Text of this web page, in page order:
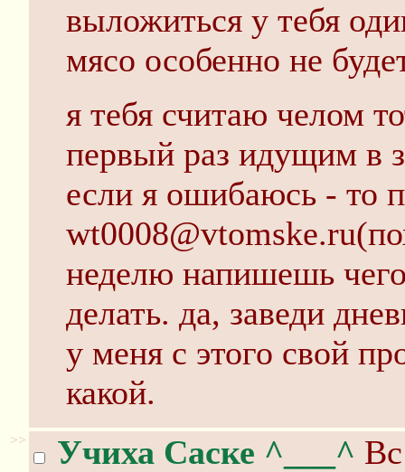
выложиться у тебя
мясо особенно не
я тебя считаю челом
первый раз идущим в
если я ошибаюсь - то
неделю напишешь
делать. да, заведи
у меня с этого свой
какой.
>> Учиха Саске ^___^